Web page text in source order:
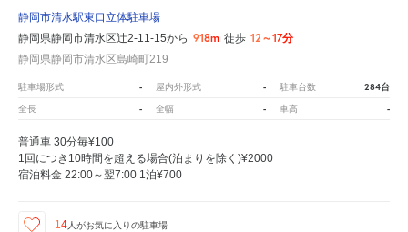
静岡市清水駅東口立体駐車場
静岡県静岡市清水区辻2-11-15から 918m 徒歩 12～17分
静岡県静岡市清水区島崎町219
駐車場形式 - 屋内外形式 - 駐車台数 284台
全長 - 全幅 - 車高 -
普通車 30分毎¥100
1回につき10時間を超える場合(泊まりを除く)¥2000
宿泊料金 22:00～翌7:00 1泊¥700
14 人がお気に入りの駐車場